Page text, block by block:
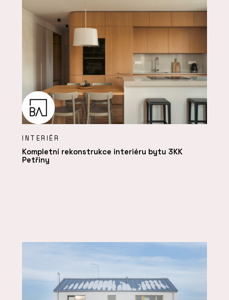
INTERIÉR
Kompletní rekonstrukce interiéru bytu 3KK
Petřiny